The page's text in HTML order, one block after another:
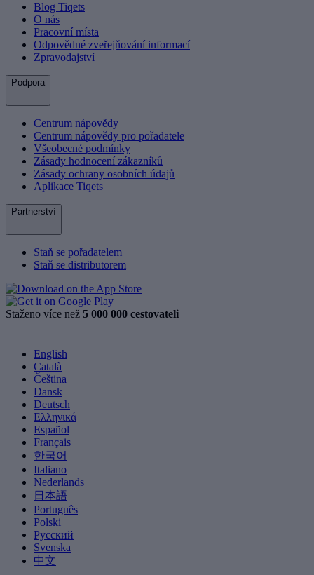
Blog Tiqets
O nás
Pracovní místa
Odpovědné zveřejňování informací
Zpravodajství
Podpora
Centrum nápovědy
Centrum nápovědy pro pořadatele
Všeobecné podmínky
Zásady hodnocení zákazníků
Zásady ochrany osobních údajů
Aplikace Tiqets
Partnerství
Staň se pořadatelem
Staň se distributorem
Staženo více než 5 000 000 cestovateli
English
Català
Čeština
Dansk
Deutsch
Ελληνικά
Español
Français
한국어
Italiano
Nederlands
日本語
Português
Polski
Русский
Svenska
中文